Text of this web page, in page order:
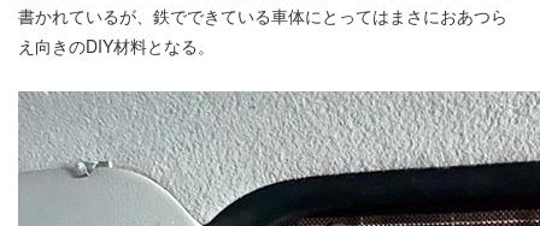
書かれているが、鉄でできている車体にとってはまさにおあつら
え向きのDIY材料となる。